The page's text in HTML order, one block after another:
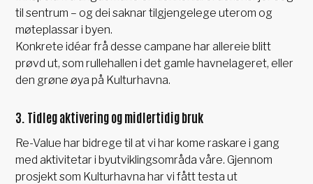
til sentrum – og dei saknar tilgjengelege uterom og
møteplassar i byen.
Konkrete idéar frå desse campane har allereie blitt
prøvd ut, som rullehallen i det gamle havnelageret, eller
den grøne øya på Kulturhavna.
3. Tidleg aktivering og midlertidig bruk
Re-Value har bidrege til at vi har kome raskare i gang
med aktivitetar i byutviklingsområda våre. Gjennom
prosjekt som Kulturhavna har vi fått testa ut